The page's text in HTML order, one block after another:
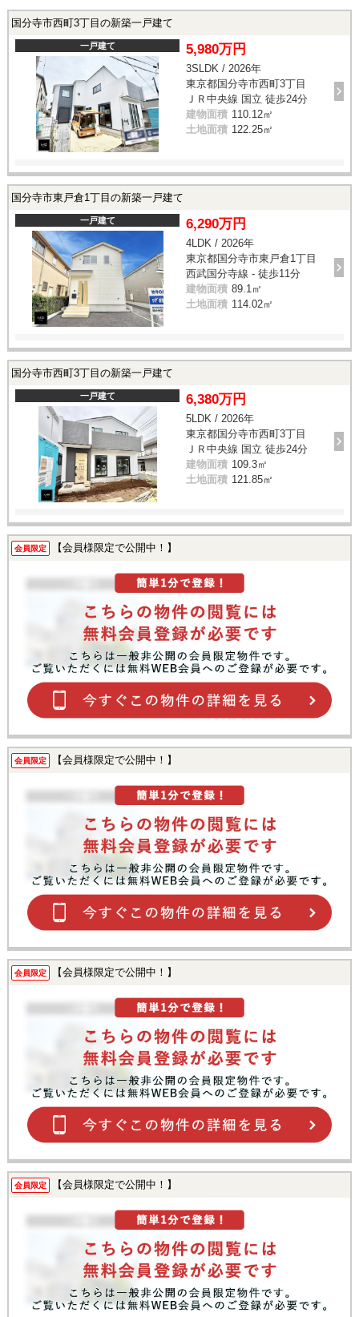
国分寺市西町3丁目の新築一戸建て
一戸建て 5,980万円
3SLDK / 2026年
東京都国分寺市西町3丁目
ＪＲ中央線 国立 徒歩24分
建物面積 110.12㎡
土地面積 122.25㎡
国分寺市東戸倉1丁目の新築一戸建て
一戸建て 6,290万円
4LDK / 2026年
東京都国分寺市東戸倉1丁目
西武国分寺線 - 徒歩11分
建物面積 89.1㎡
土地面積 114.02㎡
国分寺市西町3丁目の新築一戸建て
一戸建て 6,380万円
5LDK / 2026年
東京都国分寺市西町3丁目
ＪＲ中央線 国立 徒歩24分
建物面積 109.3㎡
土地面積 121.85㎡
会員限定 【会員様限定で公開中！】
会員限定 【会員様限定で公開中！】
会員限定 【会員様限定で公開中！】
会員限定 【会員様限定で公開中！】